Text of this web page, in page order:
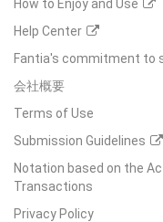
How to Enjoy and Use
Help Center
Fantia's commitment to
会社概要
Terms of Use
Submission Guidelines
Notation based on the
Transactions
Privacy Policy